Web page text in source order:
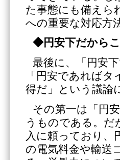
た事態にも備えら
への重要な対応方
◆円安下だから
最後に、「円安
「円安であれば
得だ」という議論
その第一は「円
うものである。だ
入に頼っており、
の電気料金や輸送